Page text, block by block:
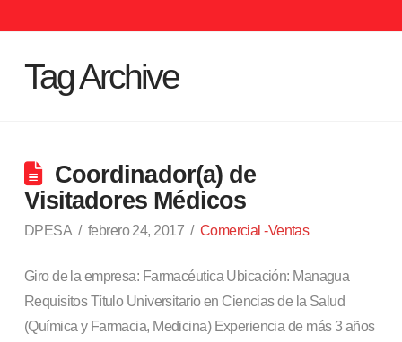
Tag Archive
Coordinador(a) de
Visitadores Médicos
DPESA febrero 24, 2017 Comercial -Ventas
Giro de la empresa: Farmacéutica Ubicación: Managua
Requisitos Título Universitario en Ciencias de la Salud
(Química y Farmacia, Medicina) Experiencia de más 3 años